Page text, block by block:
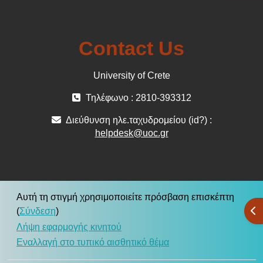
Contact Us
University of Crete
Τηλέφωνο : 2810-393312
Διεύθυνση ηλε.ταχυδρομείου (id?) :
helpdesk@uoc.gr
Αυτή τη στιγμή χρησιμοποιείτε πρόσβαση επισκέπτη
(Σύνδεση)
Λήψη εφαρμογής κινητού
Εναλλαγή στο τυπικό αισθητικό θέμα